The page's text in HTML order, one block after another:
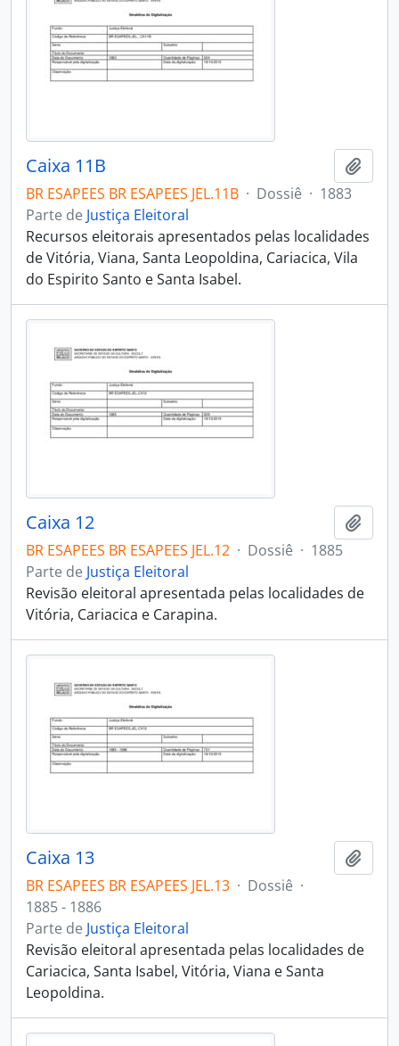
Caixa 11B
BR ESAPEES BR ESAPEES JEL.11B · Dossiê · 1883
Parte de Justiça Eleitoral
Recursos eleitorais apresentados pelas localidades
de Vitória, Viana, Santa Leopoldina, Cariacica, Vila
do Espirito Santo e Santa Isabel.
Caixa 12
BR ESAPEES BR ESAPEES JEL.12 · Dossiê · 1885
Parte de Justiça Eleitoral
Revisão eleitoral apresentada pelas localidades de
Vitória, Cariacica e Carapina.
Caixa 13
BR ESAPEES BR ESAPEES JEL.13 · Dossiê ·
1885 - 1886
Parte de Justiça Eleitoral
Revisão eleitoral apresentada pelas localidades de
Cariacica, Santa Isabel, Vitória, Viana e Santa
Leopoldina.